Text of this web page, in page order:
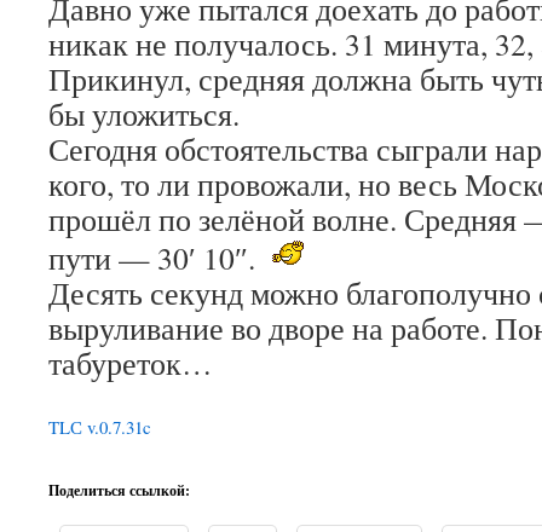
Давно уже пытался доехать до
никак не получалось. 31 минута,
Прикинул, средняя должна быть
бы уложиться.
Сегодня обстоятельства сыграли
кого, то ли провожали, но весь
прошёл по зелёной волне.
пути — 30′ 10″.
Десять секунд можно благополучно
выруливание во дворе на работе.
табуреток…
TLС v.0.7.31c
Поделиться ссылкой: